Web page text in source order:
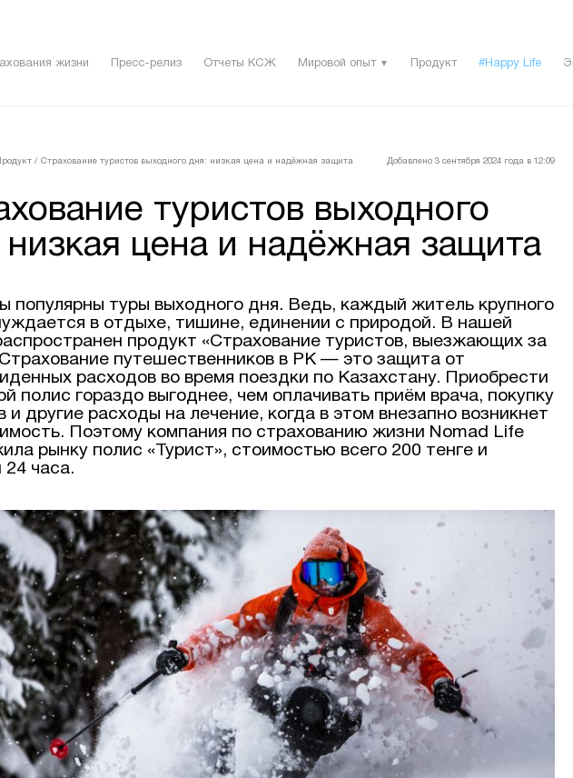
жизни Пресс-релиз Отчеты КСЖ Мировой опыт ▼ Продукт #Happy Life
/ Страхование туристов выходного дня: низкая цена и надёжная защита Добавлено 3 сентября 2024 года в 12:09
туристов выходного
низкая цена и надёжная защита
популярны туры выходного дня. Ведь, каждый житель крупного
в отдыхе, тишине, единении с природой. В нашей
продукт «Страхование туристов, выезжающих за
путешественников в РК — это защита от
расходов во время поездки по Казахстану. Приобрести
полис гораздо выгоднее, чем оплачивать приём врача, покупку
и другие расходы на лечение, когда в этом внезапно возникнет
Поэтому компания по страхованию жизни Nomad Life
рынку полис «Турист», стоимостью всего 200 тенге и
часа.